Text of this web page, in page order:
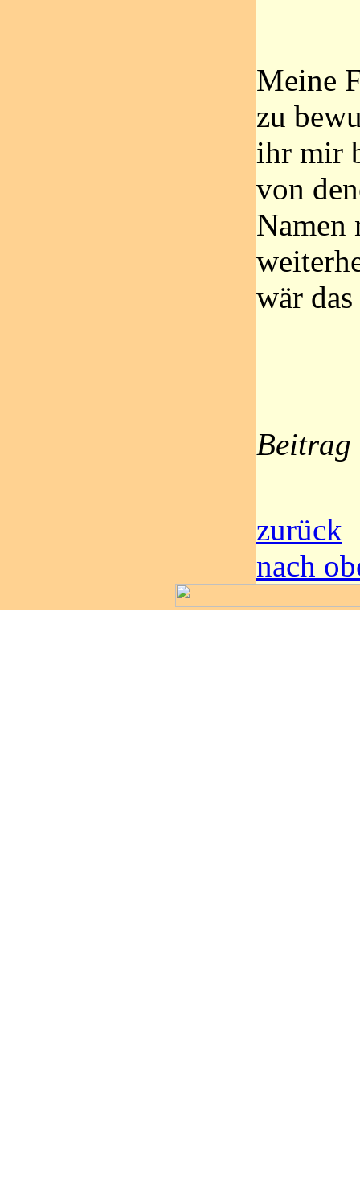
Meine
zu
ihr mir
von
Namen
wär
Beitrag
zurück
nach